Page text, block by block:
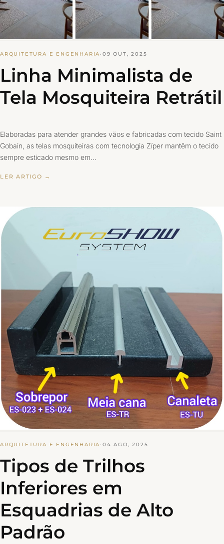
ARQUITETURA E ENGENHARIA·09 OUT, 2025
Linha Minimalista de
Tela Mosquiteira Retrátil
Elaboradas para atender grandes vãos e fabricadas com tecido Saint
Gobain, as telas mosquiteiras com tecnologia Zíper mantêm o tecido
sempre esticado mesmo em…
LER ARTIGO →
ARQUITETURA E ENGENHARIA·04 AGO, 2025
Tipos de Trilhos
Inferiores em
Esquadrias de Alto
Padrão